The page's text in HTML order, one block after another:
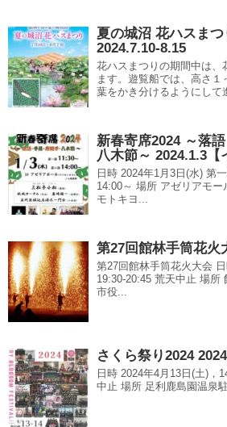
夏の城沼 花ハスま
2024.7.10-8.15
花ハスまつりの期間中は、
ます。遊覧船では、高さ
葉をかき分けるようにして
新春寄席2024 ～落
八木節～ 2024.1.3【
日時 2024年1月3日(水) 第
14:00～ 場所 アゼリアモ
モトキヨ...
第27回館林手筒花火
第27回館林手筒花火大会
19:30-20:45 荒天中止 場所
市役...
さくら祭り2024
日時 2024年4月13日(土)，
中止 場所 足利鹿島園温泉